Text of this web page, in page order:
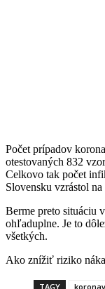
Počet prípadov
otestovaných 832
Celkovo tak počet
Slovensku vzrástol na
Berme preto situáciu
ohľaduplne. Je to
všetkých.
Ako znížiť riziko
TAGY